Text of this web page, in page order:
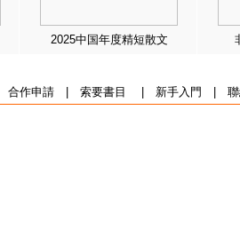
2025中国年度精短散文
合作申請| 索要書目 新手入門